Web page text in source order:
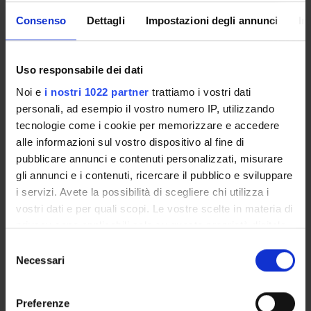
Consenso Dettagli Impostazioni degli annunci
Uso responsabile dei dati
Noi e i nostri 1022 partner trattiamo i vostri dati
personali, ad esempio il vostro numero IP, utilizzando
tecnologie come i cookie per memorizzare e accedere
alle informazioni sul vostro dispositivo al fine di
pubblicare annunci e contenuti personalizzati, misurare
gli annunci e i contenuti, ricercare il pubblico e sviluppare
i servizi. Avete la possibilità di scegliere chi utilizza i
vostri dati e per quali scopi. Le vostre scelte in materia di
privacy sono applicabili solo su questa proprietà digitale
modificare o revocare il proprio consenso in qualsiasi
momento dalla Dichiarazione sui cookie o facendo clic
delNecessari
Preferenze
colorimetrica potrebbe essere utile per implementare un
MAIN PARTNER
Biodiversa S.r.l.
ENTI FINANZIATORI:
Finanziamento:assegnato e gestito dal Dipartimento